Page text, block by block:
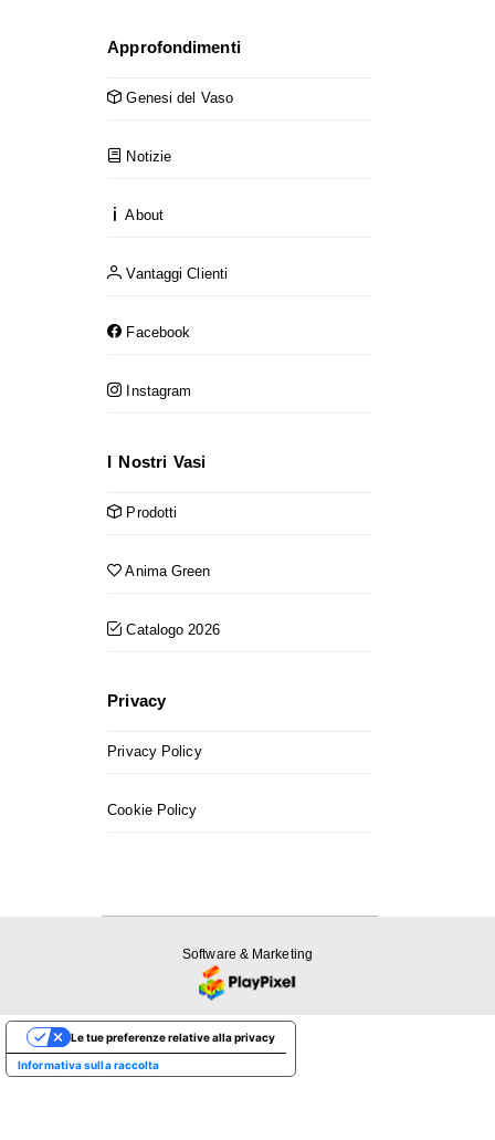
Approfondimenti
Genesi del Vaso
Notizie
About
Vantaggi Clienti
Facebook
Instagram
I Nostri Vasi
Prodotti
Anima Green
Catalogo 2026
Privacy
Privacy Policy
Cookie Policy
Software & Marketing
Informativa sulla raccolta
Le tue preferenze relative alla privacy